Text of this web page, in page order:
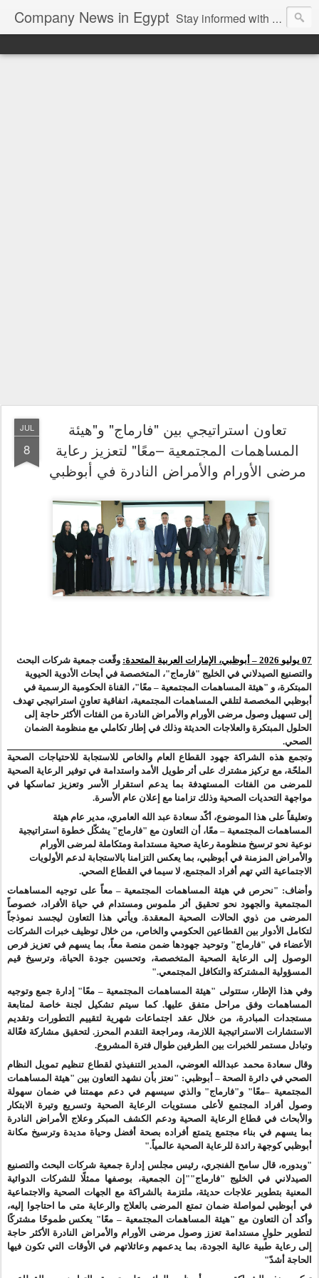
Company News in Egypt Stay informed with the latest company news and developments in Egypt and the region through our unbiased and direct news platform. Our blog publishes press releases and news directly from companies and their PR agencies, giving you a clear and unfiltered view of the industry. Make informed decisions with our easy to follow and clutter-free approach to company news.
JUL
8
تعاون استراتيجي بين "فارماج" و"هيئة
المساهمات المجتمعية –معًا" لتعزيز رعاية
مرضى الأورام والأمراض النادرة في أبوظبي
07 يوليو
وقّعت جمعية شركات البحث
والتصنيع الصيدلاني في الخليج "فارماج"، المتخصصة في أبحاث الأدوية الحيوية
المبتكرة، و "هيئة المساهمات المجتمعية – معًا"، القناة الحكومية الرسمية في
أبوظبي المخصصة لتلقي المساهمات المجتمعية، اتفاقية تعاونٍ استراتيجي تهدف
إلى تسهيل وصول مرضى الأورام والأمراض النادرة من الفئات الأكثر حاجة إلى
الحلول المبتكرة والعلاجات الحديثة وذلك في إطار تكاملي مع منظومة الضمان
الصحي.
وتجمع هذه الشراكة جهود القطاع العام والخاص للاستجابة للاحتياجات الصحية
الملحّة، مع تركيز مشترك على أثر طويل الأمد واستدامة في توفير الرعاية الصحية
للمرضى من الفئات المستهدفة بما يدعم استقرار الأسر وتعزيز تماسكها في
مواجهة التحديات الصحية وذلك تزامنا مع إعلان عام الأسرة.
وتعليقاً على هذا الموضوع، أكّد سعادة عبد الله العامري، مدير عام هيئة
المساهمات المجتمعية – معًا، أن التعاون مع "فارماج" يشكّل خطوة استراتيجية
نوعية نحو ترسيخ منظومة رعاية صحية مستدامة ومتكاملة لمرضى الأورام
والأمراض المزمنة في أبوظبي، بما يعكس التزامنا بالاستجابة لدعم الأولويات
الاجتماعية التي تهم أفراد المجتمع، لا سيما في القطاع الصحي.
وأضاف: "نحرص في هيئة المساهمات المجتمعية – معاً على توجيه المساهمات
المجتمعية والجهود نحو تحقيق أثر ملموس ومستدام في حياة الأفراد، خصوصاً
المرضى من ذوي الحالات الصحية المعقدة. ويأتي هذا التعاون ليجسد نموذجاً
لتكامل الأدوار بين القطاعين الحكومي والخاص، من خلال توظيف خبرات الشركات
الأعضاء في "فارماج" وتوحيد جهودها ضمن منصة معاً، بما يسهم في تعزيز فرص
الوصول إلى الرعاية الصحية المتخصصة، وتحسين جودة الحياة، وترسيخ قيم
المسؤولية المشتركة والتكافل المجتمعي."
وفي هذا الإطار، ستتولى "هيئة المساهمات المجتمعية – معًا" إدارة جمع وتوجيه
المساهمات وفق مراحل متفق عليها. كما سيتم تشكيل لجنة خاصة لمتابعة
مستجدات
المبادرة، من خلال عقد اجتماعات شهرية لتقييم التطورات وتقديم
الاستشارات الاستراتيجية اللازمة، ومراجعة التقدم المحرز. لتحقيق مشاركة فعّالة
وتبادل مستمر للخبرات بين الطرفين طوال فترة المشروع.
وقال سعادة محمد عبدالله العوضي، المدير التنفيذي لقطاع تنظيم تمويل النظام
الصحي في دائرة الصحة – أبوظبي: "نعتز بأن نشهد التعاون بين "هيئة المساهمات
المجتمعية –معًا" و"فارماج" والذي سيسهم في دعم مهمتنا في ضمان سهولة
وصول أفراد المجتمع لأعلى مستويات الرعاية الصحية وتسريع وتيرة الابتكار
والأبحاث في قطاع الرعاية الصحية ودعم الكشف المبكر وعلاج الأمراض النادرة
بما يسهم في بناء مجتمع يتمتع أفراده بصحة أفضل وحياة مديدة وترسيخ مكانة
أبوظبي كوجهة رائدة للرعاية الصحية عالمياً."
"وبدوره، قال سامح الفنجري، رئيس مجلس إدارة جمعية شركات البحث والتصنيع
الصيدلاني في الخليج "فارماج""إن الجمعية، بوصفها ممثلًا للشركات الدوائية
المعنية بتطوير علاجات حديثة، ملتزمة بالشراكة مع الجهات الصحية والاجتماعية
في أبوظبيلمواصلة ضمان تمتع
المرضى بالعلاج والرعاية متى ما احتاجوا إليه،
وأكد أن التعاون مع "هيئة المساهمات المجتمعية – معًا" يعكس طموحًا مشتركًا
لتطوير حلولٍ مستدامة تعزز وصول مرضى الأورام والأمراض النادرة الأكثر حاجة
إلىرعاية طبية عالية الجودة، بما يدعمهم وعائلاتهم في الأوقات التي تكون فيها
الحاجة أشدّ"